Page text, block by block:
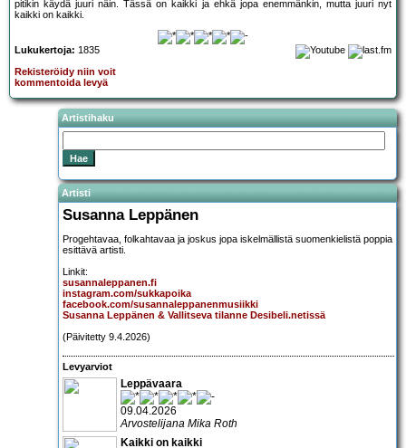
pitikin käydä juuri näin. Tässä on kaikki ja ehkä jopa enemmänkin, mutta juuri nyt
kaikki on kaikki.
Lukukertoja: 1835
Rekisteröidy niin voit
kommentoida levyä
Artistihaku
Artisti
Susanna Leppänen
Progehtavaa, folkahtavaa ja joskus jopa iskelmällistä suomenkielistä poppia
esittävä artisti.
Linkit:
susannaleppanen.fi
instagram.com/sukkapoika
facebook.com/susannaleppanenmusiikki
Susanna Leppänen & Vallitseva tilanne Desibeli.netissä
(Päivitetty 9.4.2026)
Levyarviot
Leppävaara
09.04.2026
Arvostelijana Mika Roth
Kaikki on kaikki